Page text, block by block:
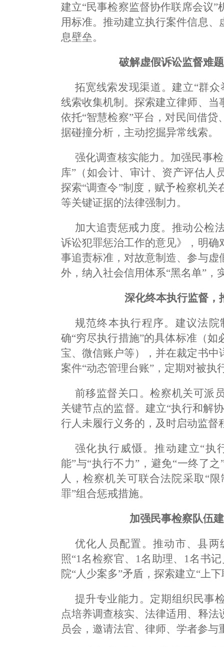
建立“民事检察监督协作联席会议
用标准。推动建立执行案件信息
息壁垒。
破解虚假诉讼监督难
拓宽线索发现渠道。建立“群
线索收集机制。探索建立律师、
依托“智慧检察”平台，对民间借
据碰撞分析，主动挖掘异常线索。
强化调查核实能力。加强民事
库”（如会计、审计、资产评估人
探索“调查令”制度，赋予检察机
等关键证据的法律强制力。
加大追责惩戒力度。推动公检
诉讼犯罪惩治工作的意见》，明
事追责标准，对故意制造、参与
外，纳入社会信用体系“黑名单”，
深化终本执行监督，
规范终本执行程序。建议法
确“穷尽执行措施”的具体标准（
宝、微信账户等），并在裁定书
案件“动态管理台账”，定期对被执
前移监督关口。检察机关可派
关键节点的监督。建立“执行和解
行人未履行义务的，及时启动监督
强化执行威慑。推动建立“执
能”与“执行不力”，避免“一终了
人，检察机关可联合法院采取“
罪”组合惩戒措施。
加强民事检察队伍
优化人员配置。推动市、县
照“1名检察官、1名助理、1名书
院“人少案多”矛盾，探索建立“上
提升专业能力。定期组织民事
点培养调查核实、法律适用、释
员会，邀请法官、律师、学者参与